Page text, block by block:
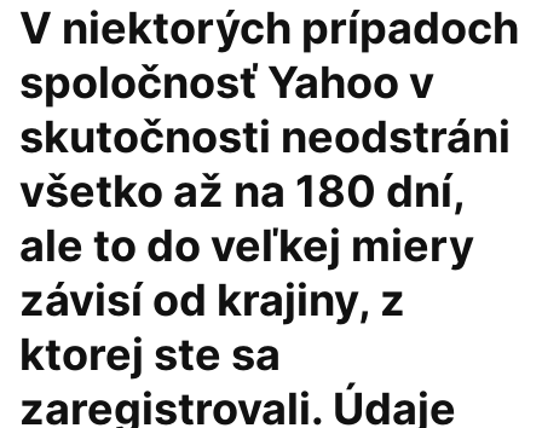
V niektorých prípadoch
spoločnosť Yahoo v
skutočnosti neodstráni
všetko až na 180 dní,
ale to do veľkej miery
závisí od krajiny, z
ktorej ste sa
zaregistrovali. Údaje